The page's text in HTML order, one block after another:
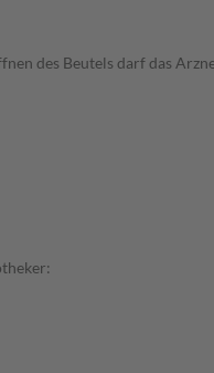
des Beutels darf das